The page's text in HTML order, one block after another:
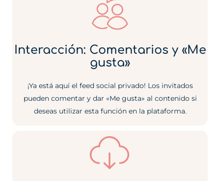
Interacción: Comentarios y «Me
gusta»
¡Ya está aquí el feed social privado! Los invitados
pueden comentar y dar «Me gusta» al contenido si
deseas utilizar esta función en la plataforma.